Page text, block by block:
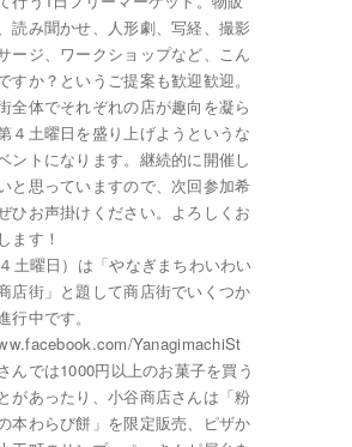
読み聞かせ、人形劇、写経、撮影
ージ、ワークショップなど、こん
すか？というご提案も歓迎歓迎。
全体でそれぞれの店が趣向を凝ら
４土曜日を盛り上げようというな
ントになります。継続的に開催し
と思っていますので、次回参加希
ひお声掛けください。よろしくお
ます！
土曜日）は「やなぎまちわいわい
店街」と題して商店街でいくつか
行中です。
YanagimachiSt
んでは1000円以上のお菓子を買う
があったり、小谷商店さんは「粉
本わらび餅」を限定販売、ピザか